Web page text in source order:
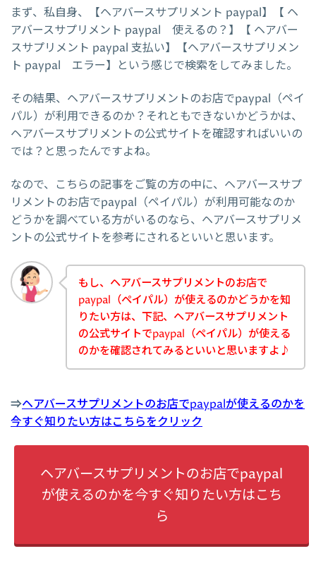
まず、私自身、【ヘアバースサプリメント paypal】【 ヘ
アバースサプリメント paypal 使えるの？】【 ヘアバー
スサプリメント paypal 支払い】【ヘアバースサプリメン
ト paypal エラー】という感じで検索をしてみました。
その結果、ヘアバースサプリメントのお店でpaypal（ペイ
パル）が利用できるのか？それともできないかどうかは、
ヘアバースサプリメントの公式サイトを確認すればいいの
では？と思ったんですよね。
なので、こちらの記事をご覧の方の中に、ヘアバースサプ
リメントのお店でpaypal（ペイパル）が利用可能なのか
どうかを調べている方がいるのなら、ヘアバースサプリメ
ントの公式サイトを参考にされるといいと思います。
もし、ヘアバースサプリメントのお店で
paypal（ペイパル）が使えるのかどうかを知
りたい方は、下記、ヘアバースサプリメント
の公式サイトでpaypal（ペイパル）が使える
のかを確認されてみるといいと思いますよ♪
⇒ヘアバースサプリメントのお店でpaypalが使えるのかを
今すぐ知りたい方はこちらをクリック
ヘアバースサプリメントのお店でpaypal
が使えるのかを今すぐ知りたい方はこち
ら